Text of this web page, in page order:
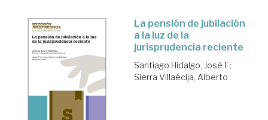
La pensión de jubilación
a la luz de la
jurisprudencia reciente
Santiago Hidalgo, José F.;
Sierra Villaécija, Alberto